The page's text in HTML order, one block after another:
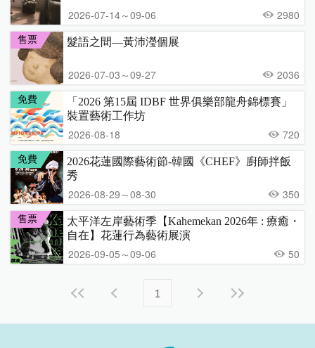
2026-07-14～09-06 2980
髮語之間—黃沛瀅個展
售票
2026-07-03～09-27 2036
「2026 第15屆 IDBF 世界俱樂部龍舟錦標賽」
裝置藝術工作坊
免費
2026-08-18 720
2026花蓮國際藝術節-韓國《CHEF》廚師拌飯
秀
免費
2026-08-29～08-30 350
太平洋左岸藝術季【Kahemekan 2026年 : 療癒・
自在】花蓮行為藝術展演
售票
2026-09-05～09-06 50
1